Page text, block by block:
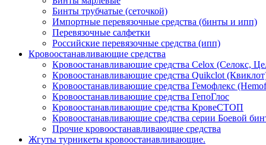
Бинты трубчатые (сеточкой)
Импортные перевязочные средства (бинты и ипп)
Перевязочные салфетки
Российские перевязочные средства (ипп)
Кровоостанавливающие средства
Кровоостанавливающие средства Celox (Селокс,
Кровоостанавливающие средства Quikclot
Кровоостанавливающие средства Гемофлекс
Кровоостанавливающие средства ГепоГлос
Кровоостанавливающие средства КровеСТОП
Кровоостанавливающие средства серии Боевой
Прочие кровоостанавливающие средства
Жгуты турникеты кровоостанавливающие.